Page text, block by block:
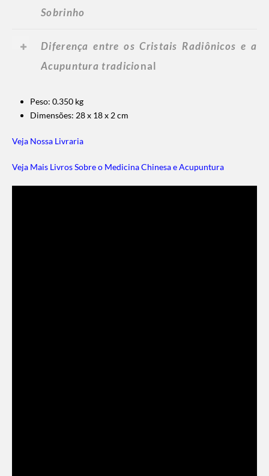
Sobrinho
Diferença entre os Cristais Radiônicos e a
Acupuntura tradicional
Peso: 0.350 kg
Dimensões: 28 x 18 x 2 cm
Veja Nossa Livraria
Veja Mais Livros Sobre o Medicina Chinesa e Acupuntura